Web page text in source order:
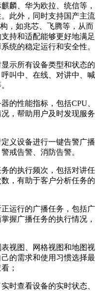
麟、华为欧拉、统信等，
此外，同时支持国产主流
，如兆芯、飞腾等，从而
持和适配能够更好地满足
统的稳定运行和安全性。
示所有设备类型和状态的
叫中、在线、对讲中、喊
的性能指标，包括CPU、
，帮助用户及时发现服务
义设备进行一键告警广播
戒告警、消防告警。
的执行频次，包括对讲任
，有助于客户分析任务的
运行的广播任务，包括广
握广播任务的执行情况，
视图、网格视图和地图视
的需求和使用习惯选择最
；
时查看设备的实时状态、